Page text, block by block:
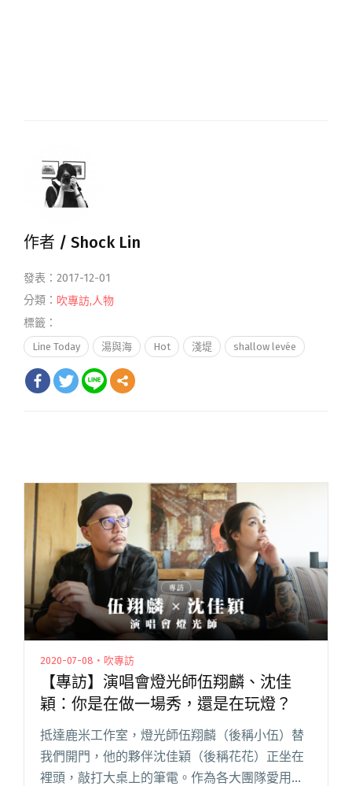
作者 / Shock Lin
發表：2017-12-01
分類： 吹專訪,人物
標籤：
Line Today 湯與海 Hot 淺堤 shallow levée
2020-07-08・吹專訪
【專訪】演唱會燈光師伍翔麟、沈佳
穎：你是在做一場秀，還是在玩燈？
抵達鹿米工作室，燈光師伍翔麟（後稱小伍）替
我們開門，他的夥伴沈佳穎（後稱花花）正坐在
裡頭，敲打大桌上的筆電。作為各大團隊愛用的